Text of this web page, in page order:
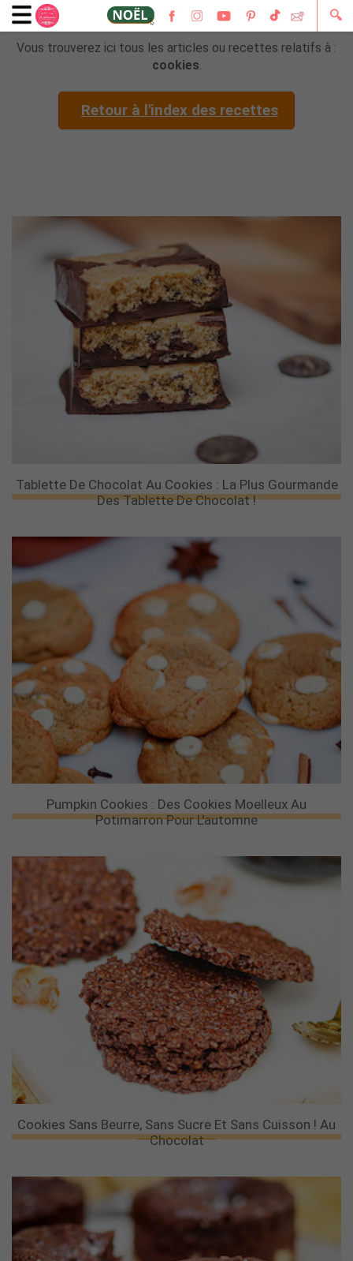
🔍
Vous trouverez ici tous les articles ou recettes relatifs à :
cookies
Retour à l'index des recettes
Tablette De Chocolat Au Cookies : La Plus Gourmande
Des Tablette De Chocolat !
Pumpkin Cookies : Des Cookies Moelleux Au
Potimarron Pour L'automne
Cookies Sans Beurre, Sans Sucre Et Sans Cuisson ! Au
Chocolat